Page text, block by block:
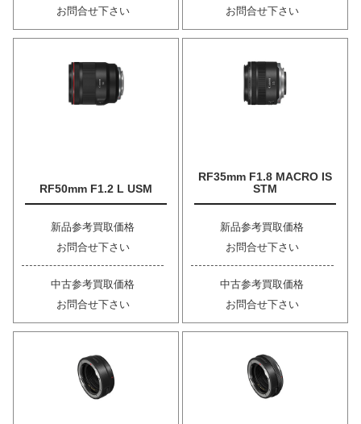
お問合せ下さい
お問合せ下さい
RF50mm F1.2 L USM
新品参考買取価格
お問合せ下さい
中古参考買取価格
お問合せ下さい
RF35mm F1.8 MACRO IS
STM
新品参考買取価格
お問合せ下さい
中古参考買取価格
お問合せ下さい